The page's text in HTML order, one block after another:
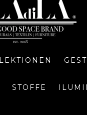
STOFFE